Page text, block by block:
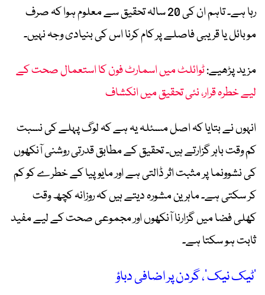
رہا ہے۔ تاہم ان کی 20 سالہ تحقیق سے معلوم ہوا کہ صرف
موبائل یا قریبی فاصلے پر کام کرنا اس کی بنیادی وجہ نہیں۔
مزید پڑھیے:ٹوائلٹ میں اسمارٹ فون کا استعمال صحت کے
لیے خطرہ قرار، نئی تحقیق میں انکشاف
انہوں نے بتایا کہ اصل مسئلہ یہ ہے کہ لوگ پہلے کی نسبت
کم وقت باہر گزارتے ہیں۔ تحقیق کے مطابق قدرتی روشنی آنکھوں
کی نشوونما پر مثبت اثر ڈالتی ہے اور مایوپیا کے خطرے کو کم
کر سکتی ہے۔ ماہرین مشورہ دیتے ہیں کہ روزانہ کچھ وقت
کھلی فضا میں گزارنا آنکھوں اور مجموعی صحت کے لیے مفید
ثابت ہو سکتا ہے۔
’ٹیک نیک‘، گردن پر اضافی دباؤ